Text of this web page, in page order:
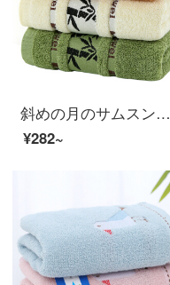
斜めの月のサムスンの3条は竹の繊維のタオルを詰めて増大します。
¥282~